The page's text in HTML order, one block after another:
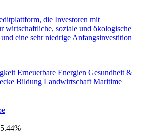
die Investoren mit
wirtschaftliche, soziale und ökologische
eine sehr niedrige Anfangsinvestition
Erneuerbare Energien Gesundheit &
Bildung Landwirtschaft Maritime
5.44%